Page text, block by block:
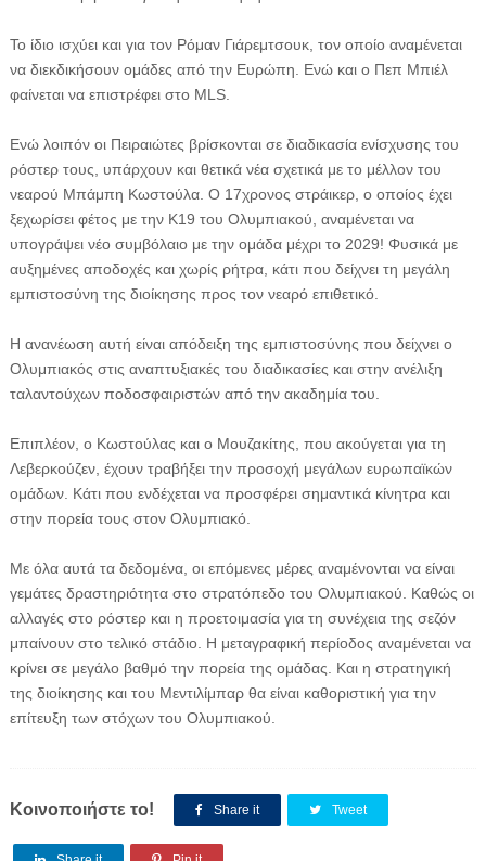
Το ίδιο ισχύει και για τον Ρόμαν Γιάρεμτσουκ, τον οποίο αναμένεται
να διεκδικήσουν ομάδες από την Ευρώπη. Ενώ και ο Πεπ Μπιέλ
φαίνεται να επιστρέφει στο MLS.
Ενώ λοιπόν οι Πειραιώτες βρίσκονται σε διαδικασία ενίσχυσης του
ρόστερ τους, υπάρχουν και θετικά νέα σχετικά με το μέλλον του
νεαρού Μπάμπη Κωστούλα. Ο 17χρονος στράικερ, ο οποίος έχει
ξεχωρίσει φέτος με την Κ19 του Ολυμπιακού, αναμένεται να
υπογράψει νέο συμβόλαιο με την ομάδα μέχρι το 2029! Φυσικά με
αυξημένες αποδοχές και χωρίς ρήτρα, κάτι που δείχνει τη μεγάλη
εμπιστοσύνη της διοίκησης προς τον νεαρό επιθετικό.
Η ανανέωση αυτή είναι απόδειξη της εμπιστοσύνης που δείχνει ο
Ολυμπιακός στις αναπτυξιακές του διαδικασίες και στην ανέλιξη
ταλαντούχων ποδοσφαιριστών από την ακαδημία του.
Επιπλέον, ο Κωστούλας και ο Μουζακίτης, που ακούγεται για τη
Λεβερκούζεν, έχουν τραβήξει την προσοχή μεγάλων ευρωπαϊκών
ομάδων. Κάτι που ενδέχεται να προσφέρει σημαντικά κίνητρα και
στην πορεία τους στον Ολυμπιακό.
Με όλα αυτά τα δεδομένα, οι επόμενες μέρες αναμένονται να είναι
γεμάτες δραστηριότητα στο στρατόπεδο του Ολυμπιακού. Καθώς οι
αλλαγές στο ρόστερ και η προετοιμασία για τη συνέχεια της σεζόν
μπαίνουν στο τελικό στάδιο. Η μεταγραφική περίοδος αναμένεται να
κρίνει σε μεγάλο βαθμό την πορεία της ομάδας. Και η στρατηγική
της διοίκησης και του Μεντιλίμπαρ θα είναι καθοριστική για την
επίτευξη των στόχων του Ολυμπιακού.
Κοινοποιήστε το! Share it Tweet